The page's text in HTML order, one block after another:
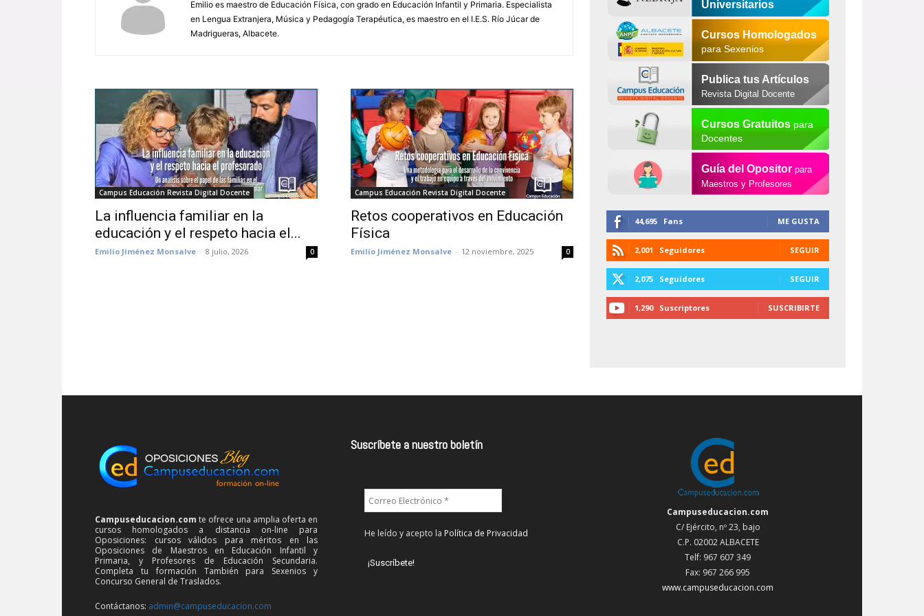
Emilio es maestro de Educación Física, con grado en Educación Infantil y Primaria. Especialista
en Lengua Extranjera, Música y Pedagogía Terapéutica, es maestro en el I.E.S. Río Júcar de
Madrigueras, Albacete.
Campus Educación Revista Digital Docente
La influencia familiar en la
educación y el respeto hacia el...
Emilio Jiménez Monsalve - 8 julio, 2026 0
Campus Educación Revista Digital Docente
Retos cooperativos en Educación
Física
Emilio Jiménez Monsalve - 12 noviembre, 2025 0
Universitarios
Cursos Homologados
para Sexenios
Publica tus Artículos
Revista Digital Docente
Cursos Gratuitospara
Docentes
Guía del Opositor para
Maestros y Profesores
44,695 Fans ME GUSTA
2,001 Seguidores SEGUIR
2,075 Seguidores SEGUIR
1,290 Suscriptores SUSCRIBIRTE
Campuseducacion.com te ofrece una amplia oferta en
cursos homologados a distancia on-line para
Oposiciones: cursos válidos para méritos en las
Oposiciones de Maestros en Educación Infantil y
Primaria, y Profesores de Educación Secundaria.
Completa tu formación También para Sexenios y
Concurso General de Traslados.
Contáctanos: admin@campuseducacion.com
Suscríbete a nuestro boletín
He leído y acepto la Política de Privacidad
Campuseducacion.com
C/ Ejército, nº 23, bajo
C.P. 02002 ALBACETE
Telf: 967 607 349
Fax: 967 266 995
www.campuseducacion.com